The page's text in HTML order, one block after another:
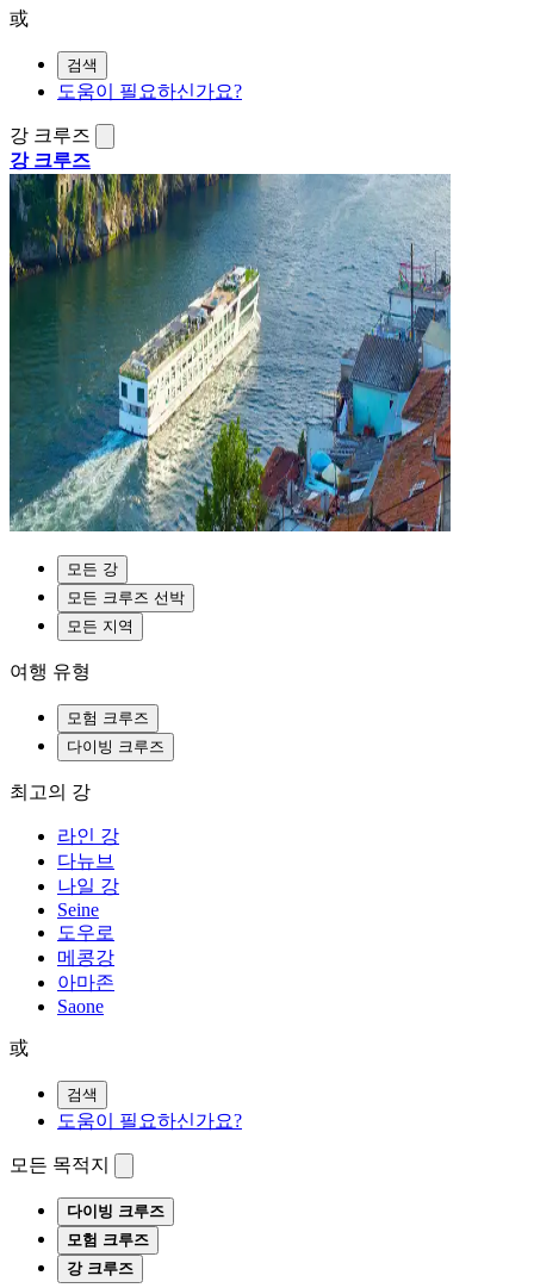
或
검색
도움이 필요하신가요?
강 크루즈
강 크루즈
모든 강
모든 크루즈 선박
모든 지역
여행 유형
모험 크루즈
다이빙 크루즈
최고의 강
라인 강
다뉴브
나일 강
Seine
도우로
메콩강
아마존
Saone
或
검색
도움이 필요하신가요?
모든 목적지
다이빙 크루즈
모험 크루즈
강 크루즈